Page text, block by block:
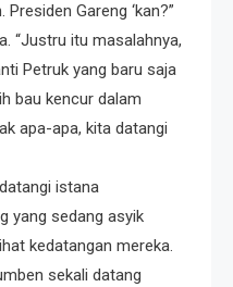
Gareng ‘kan?”
“Justru itu masalahnya,
Petruk yang baru saja
bau kencur dalam
apa-apa, kita datangi
istana
yang sedang asyik
kedatangan mereka.
sekali datang